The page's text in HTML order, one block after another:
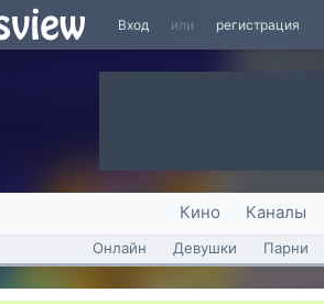
Вход или регистрация
Кино Каналы
Онлайн Девушки Парни